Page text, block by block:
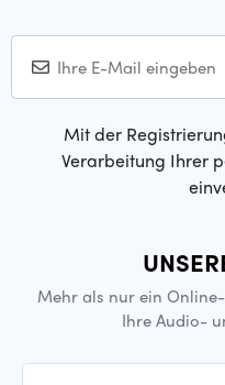
Mit der
Verarbeitung Ihrer
Mehr als nur ein
Ihre Audio-